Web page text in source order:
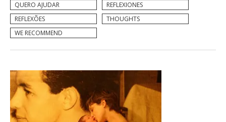
QUERO AJUDAR
REFLEXIONES
REFLEXÕES
THOUGHTS
WE RECOMMEND